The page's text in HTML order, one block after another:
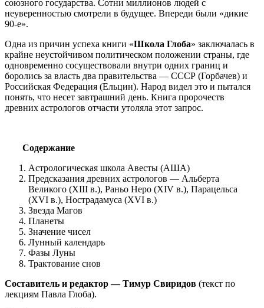
союзного государства. Сотни миллионов людей с
неуверенностью смотрели в будущее. Впереди были «дикие
90-е».
Одна из причин успеха книги «Школа Глоба» заключалась в
крайне неустойчивом политическом положении страны, где
одновременно сосуществовали внутри одних границ и
боролись за власть два правительства — СССР (Горбачев) и
Российская Федерация (Ельцин). Народ видел это и пытался
понять, что несет завтрашний день. Книга пророчеств
древних астрологов отчасти утоляла этот запрос.
Содержание
Астрологическая школа Авесты (АША)
Предсказания древних астрологов — Альберта
Великого (XIII в.), Раньо Неро (ХIV в.), Парацельса
(XVI в.), Нострадамуса (XVI в.)
Звезда Магов
Планеты
Значение чисел
Лунный календарь
Фазы Луны
Трактование снов
Составитель и редактор — Тимур Свиридов (текст по
лекциям Павла Глоба).